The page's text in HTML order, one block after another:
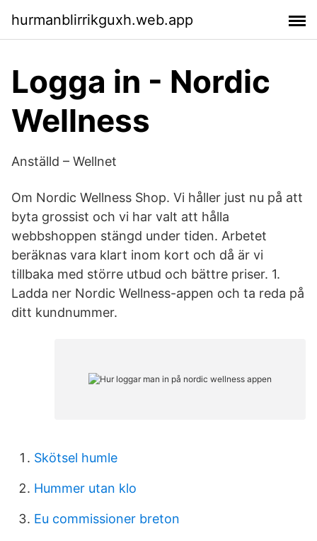
hurmanblirrikguxh.web.app
Logga in - Nordic
Wellness
Anställd – Wellnet
Om Nordic Wellness Shop. Vi håller just nu på att
byta grossist och vi har valt att hålla
webbshoppen stängd under tiden. Arbetet
beräknas vara klart inom kort och då är vi
tillbaka med större utbud och bättre priser. 1.
Ladda ner Nordic Wellness-appen och ta reda på
ditt kundnummer.
Skötsel humle
Hummer utan klo
Eu commissioner breton